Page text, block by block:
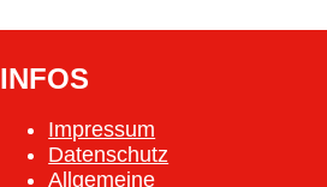
INFOS
Impressum
Datenschutz
Allgemeine